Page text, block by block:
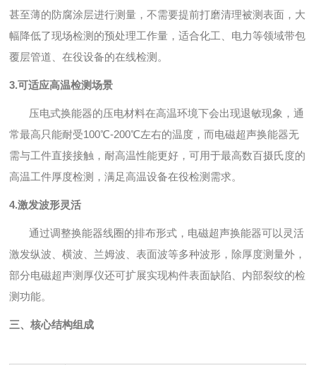
甚至薄的防腐涂层进行测量，不需要提前打磨清理被测表面，大
幅降低了现场检测的预处理工作量，适合化工、电力等领域带包
覆层管道、在役设备的在线检测。
3.可适应高温检测场景
压电式换能器的压电材料在高温环境下会出现退敏现象，通
常最高只能耐受100℃-200℃左右的温度，而电磁超声换能器无
需与工件直接接触，耐高温性能更好，可用于最高数百摄氏度的
高温工件厚度检测，满足高温设备在役检测需求。
4.激发波形灵活
通过调整换能器线圈的排布形式，电磁超声换能器可以灵活
激发纵波、横波、兰姆波、表面波等多种波形，除厚度测量外，
部分电磁超声测厚仪还可扩展实现构件表面缺陷、内部裂纹的检
测功能。
三、核心结构组成